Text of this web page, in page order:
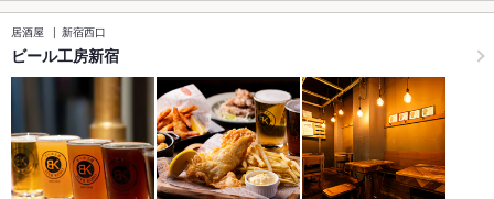
居酒屋 新宿西口
ビール工房新宿